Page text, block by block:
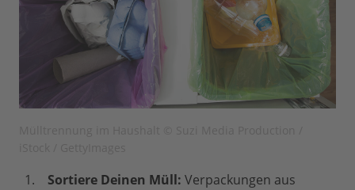
Sortiere Deinen Müll: Verpackungen aus